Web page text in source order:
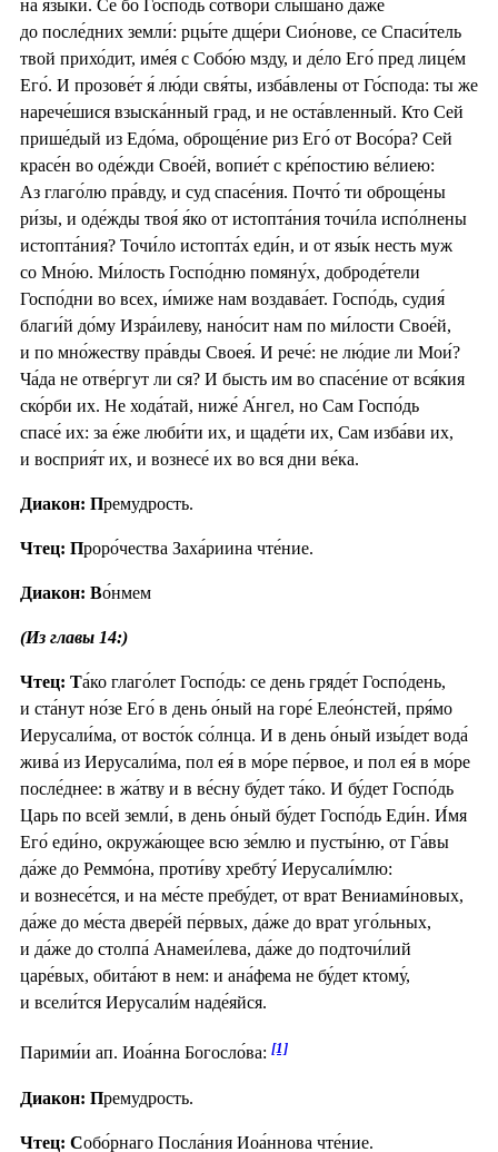
на язы́ки. Се бо Госпо́дь сотвори́ слы́шано да́же
до после́дних земли́: рцы́те дще́ри Сио́нове, се Спаси́тель
твой прихо́дит, име́я с Собо́ю мзду, и де́ло Его́ пред лице́м
Его́. И прозове́т я́ лю́ди свя́ты, изба́влены от Го́спода: ты же
нарече́шися взыска́нный град, и не оста́вленный. Кто Сей
прише́дый из Едо́ма, оброще́ние риз Его́ от Восо́ра? Сей
красе́н во оде́жди Свое́й, вопие́т с кре́постию ве́лиею:
Аз глаго́лю пра́вду, и суд спасе́ния. Почто́ ти оброще́ны
ри́зы, и оде́жды твоя́ я́ко от истопта́ния точи́ла испо́лнены
истопта́ния? Точи́ло истопта́х еди́н, и от язы́к несть муж
со Мно́ю. Ми́лость Госпо́дню помяну́х, доброде́тели
Госпо́дни во всех, и́миже нам воздава́ет. Госпо́дь, судия́
благи́й до́му Изра́илеву, нано́сит нам по ми́лости Свое́й,
и по мно́жеству пра́вды Своея́. И рече́: не лю́дие ли Мои́?
Ча́да не отве́ргут ли ся? И бысть им во спасе́ние от вся́кия
ско́рби их. Не хода́тай, ниже́ А́нгел, но Сам Госпо́дь
спасе́ их: за е́же люби́ти их, и щаде́ти их, Сам изба́ви их,
и восприя́т их, и вознесе́ их во вся дни ве́ка.
Диакон: Премудрость.
Чтец: Проро́чества Заха́риина чте́ние.
Диакон: Во́нмем
(Из главы 14:)
Чтец: Та́ко глаго́лет Госпо́дь: се день гряде́т Госпо́день,
и ста́нут но́зе Его́ в день о́ный на горе́ Елео́нстей, пря́мо
Иерусали́ма, от восто́к со́лнца. И в день о́ный изы́дет вода́
жива́ из Иерусали́ма, пол ея́ в мо́ре пе́рвое, и пол ея́ в мо́ре
после́днее: в жа́тву и в ве́сну бу́дет та́ко. И бу́дет Госпо́дь
Царь по всей земли́, в день о́ный бу́дет Госпо́дь Еди́н. И́мя
Его́ еди́но, окружа́ющее всю зе́млю и пусты́ню, от Га́вы
да́же до Реммо́на, проти́ву хребту́ Иерусали́млю:
и вознесе́тся, и на ме́сте пребу́дет, от врат Вениами́новых,
да́же до ме́ста двере́й пе́рвых, да́же до врат уго́льных,
и да́же до столпа́ Анамеи́лева, да́же до подточи́лий
царе́вых, обита́ют в нем: и ана́фема не бу́дет ктому́,
и всели́тся Иерусали́м наде́яйся.
Парими́и ап. Иоа́нна Богосло́ва: [1]
Диакон: Премудрость.
Чтец: Собо́рнаго Посла́ния Иоа́ннова чте́ние.